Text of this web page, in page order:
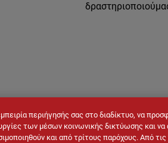
Επικοινωνία Νομική σημείωση
περιήγησής σας στο διαδίκτυο, να
των μέσων κοινωνικής δικτύωσης και να
και από τρίτους παρόχους. Από